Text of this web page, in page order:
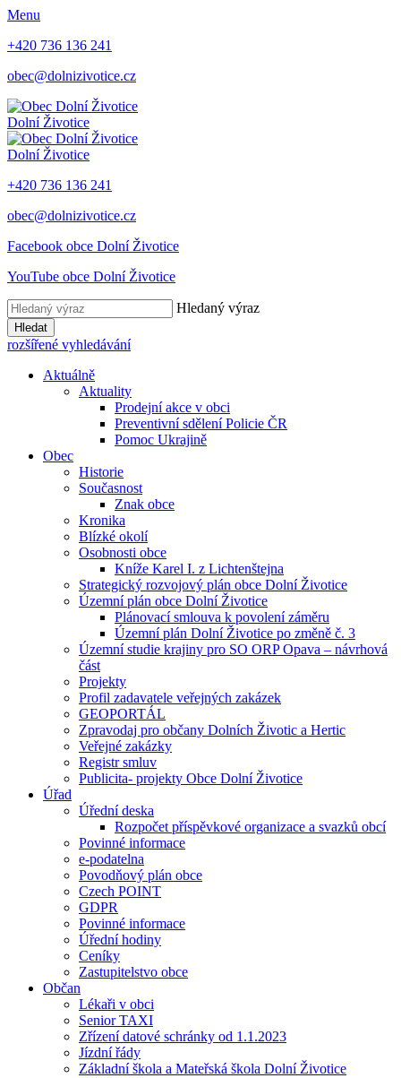
Menu
+420 736 136 241
obec@dolnizivotice.cz
Dolní Životice
Dolní Životice
+420 736 136 241
obec@dolnizivotice.cz
Facebook obce Dolní Životice
YouTube obce Dolní Životice
Hledaný výraz
Hledat
rozšířené vyhledávání
Aktuálně
Aktuality
Prodejní akce v obci
Preventivní sdělení Policie ČR
Pomoc Ukrajině
Obec
Historie
Současnost
Znak obce
Kronika
Blízké okolí
Osobnosti obce
Kníže Karel I. z Lichtenštejna
Strategický rozvojový plán obce Dolní Životice
Územní plán obce Dolní Životice
Plánovací smlouva k povolení záměru
Územní plán Dolní Životice po změně č. 3
Územní studie krajiny pro SO ORP Opava – návrhová
část
Projekty
Profil zadavatele veřejných zakázek
GEOPORTÁL
Zpravodaj pro občany Dolních Životic a Hertic
Veřejné zakázky
Registr smluv
Publicita- projekty Obce Dolní Životice
Úřad
Úřední deska
Rozpočet příspěvkové organizace a svazků obcí
Povinné informace
e-podatelna
Povodňový plán obce
Czech POINT
GDPR
Povinné informace
Úřední hodiny
Ceníky
Zastupitelstvo obce
Občan
Lékaři v obci
Senior TAXI
Zřízení datové schránky od 1.1.2023
Jízdní řády
Základní škola a Mateřská škola Dolní Životice